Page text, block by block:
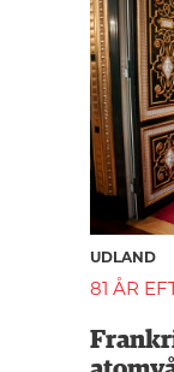
UDLAND
81 ÅR